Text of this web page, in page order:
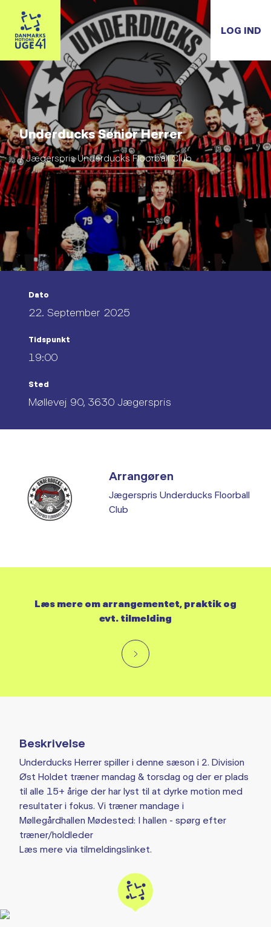
LOG IND
Underducks Senior Herrer
/ Jægerspris Underducks Floorball Club
Dato
22. September 2025
Tidspunkt
19:00
Sted
Møllevej 90, 3630 Jægerspris
Beskrivelse
Underducks Herrer spiller i denne sæson i 2. Division
Øst Holdet træner mandag & torsdag og der er plads
til alle 15+ årige der har lyst til at dyrke motion med
resultater i fokus. Vi træner mandage i
Møllegårdhallen Mødested: I hallen - spørg efter
træner/holdleder
Læs mere via tilmeldingslinket.
Arrangøren
Jægerspris Underducks Floorball
Club
Læs mere om arrangementet, praktik og
evt. tilmelding